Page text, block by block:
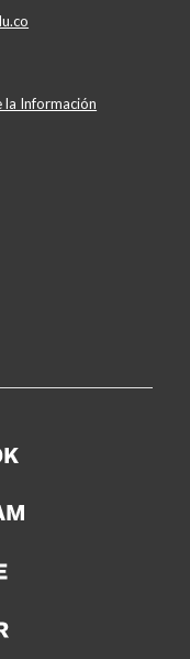
la Información